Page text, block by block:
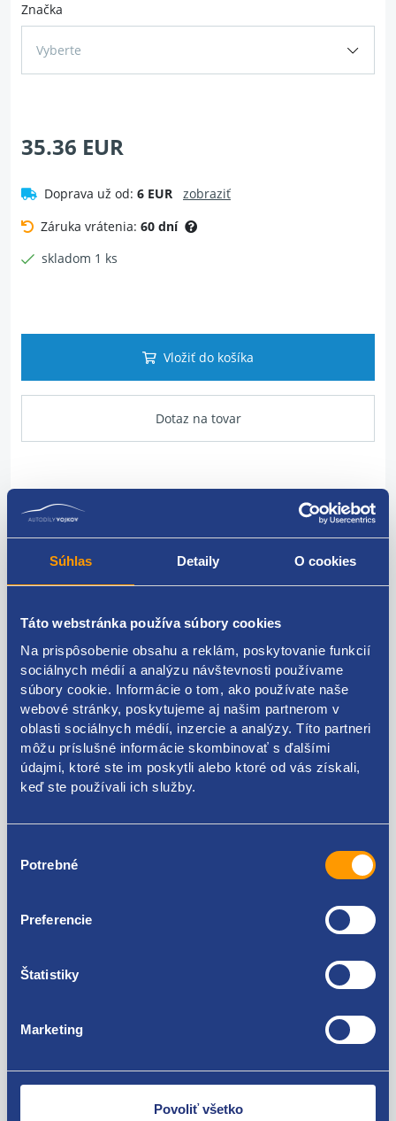
Súhlas Detaily O cookies
Táto webstránka používa súbory cookies
Na prispôsobenie obsahu a reklám, poskytovanie funkcií
sociálnych médií a analýzu návštevnosti používame
súbory cookie. Informácie o tom, ako používate naše
webové stránky, poskytujeme aj našim partnerom v
oblasti sociálnych médií, inzercie a analýzy. Títo partneri
môžu príslušné informácie skombinovať s ďalšími
údajmi, ktoré ste im poskytli alebo ktoré od vás získali,
keď ste používali ich služby.
súhlasu
Potrebné
Preferencie
Štatistiky
Marketing
Povoliť všetko
Značka
Vyberte
35.36 EUR
Doprava už od: 6 EUR
zobraziť
Záruka vrátenia: 60 dní
skladom 1 ks
Vložiť do košíka
Dotaz na tovar
Popis produktu
umiestnenie: zadné
strana: pravá
Fiat original: 6000630438
Kódy produktov
Nie ste spokojní? Vyriešime to!